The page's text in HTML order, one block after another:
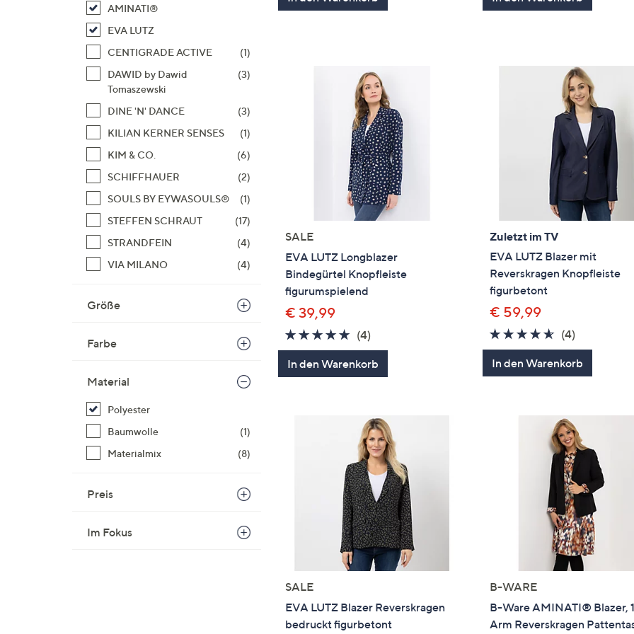
AMINATI®
EVA LUTZ
CENTIGRADE ACTIVE
(1)
DAWID by Dawid
Tomaszewski
(3)
DINE 'N' DANCE
(3)
KILIAN KERNER SENSES
(1)
KIM & CO.
(6)
SCHIFFHAUER
(2)
SOULS BY EYWASOULS®
(1)
STEFFEN SCHRAUT
(17)
STRANDFEIN
(4)
VIA MILANO
(4)
Größe
Farbe
Material
Polyester
Baumwolle
(1)
Materialmix
(8)
Preis
Im Fokus
SALE
EVA LUTZ Longblazer
Bindegürtel Knopfleiste
figurumspielend
€ 39,99
4.8
von
5
(4)4
Bewertungen
In den Warenkorb
Zuletzt im TV
EVA LUTZ Blazer mit
Reverskragen Knopfleiste
figurbetont
€ 59,99
4.5
von
5
(4)
In den Warenkorb
SALE
EVA LUTZ Blazer Reverskragen
bedruckt figurbetont
B-WARE
B-Ware AMINATI® Blazer,
Arm Reverskragen